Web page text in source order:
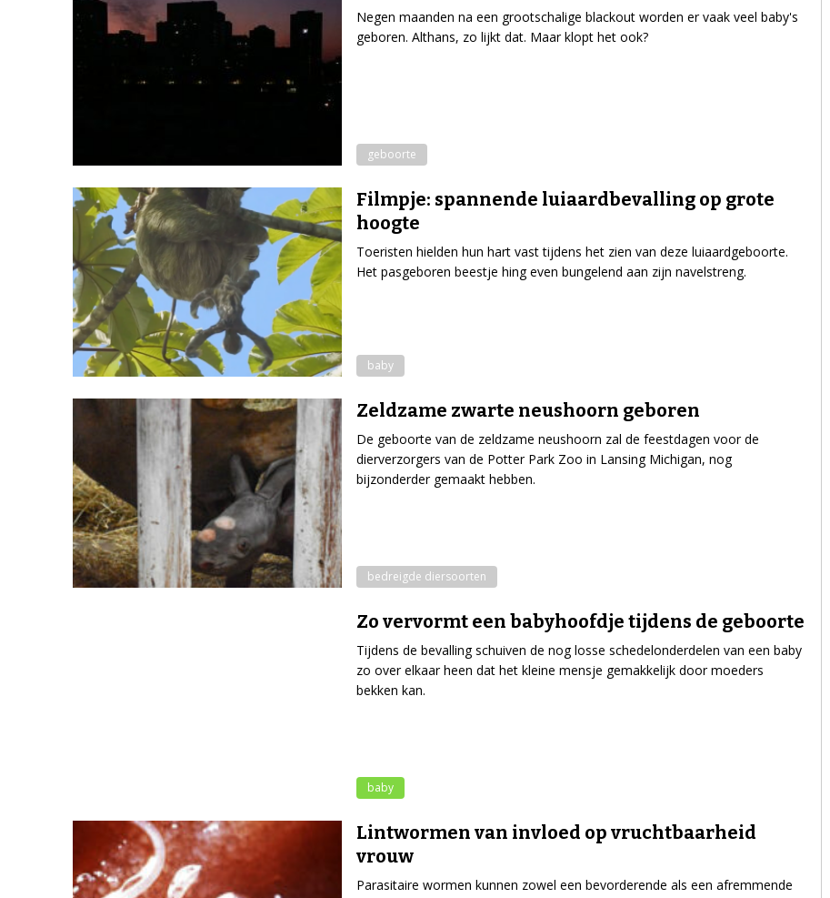
Negen maanden na een grootschalige blackout worden er vaak veel baby's
geboren. Althans, zo lijkt dat. Maar klopt het ook?
geboorte
Filmpje: spannende luiaardbevalling op grote
hoogte
Toeristen hielden hun hart vast tijdens het zien van deze luiaardgeboorte.
Het pasgeboren beestje hing even bungelend aan zijn navelstreng.
baby
Zeldzame zwarte neushoorn geboren
De geboorte van de zeldzame neushoorn zal de feestdagen voor de
dierverzorgers van de Potter Park Zoo in Lansing Michigan, nog
bijzonderder gemaakt hebben.
bedreigde diersoorten
Zo vervormt een babyhoofdje tijdens de geboorte
Tijdens de bevalling schuiven de nog losse schedelonderdelen van een baby
zo over elkaar heen dat het kleine mensje gemakkelijk door moeders
bekken kan.
baby
Lintwormen van invloed op vruchtbaarheid
vrouw
Parasitaire wormen kunnen zowel een bevorderende als een afremmende